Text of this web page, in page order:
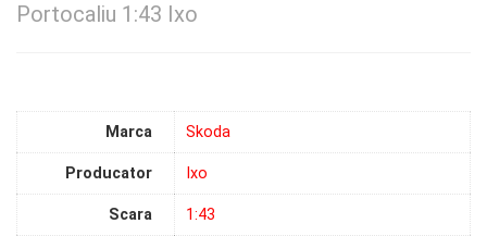
Portocaliu 1:43 Ixo
Marca Skoda
Producator Ixo
Scara 1:43